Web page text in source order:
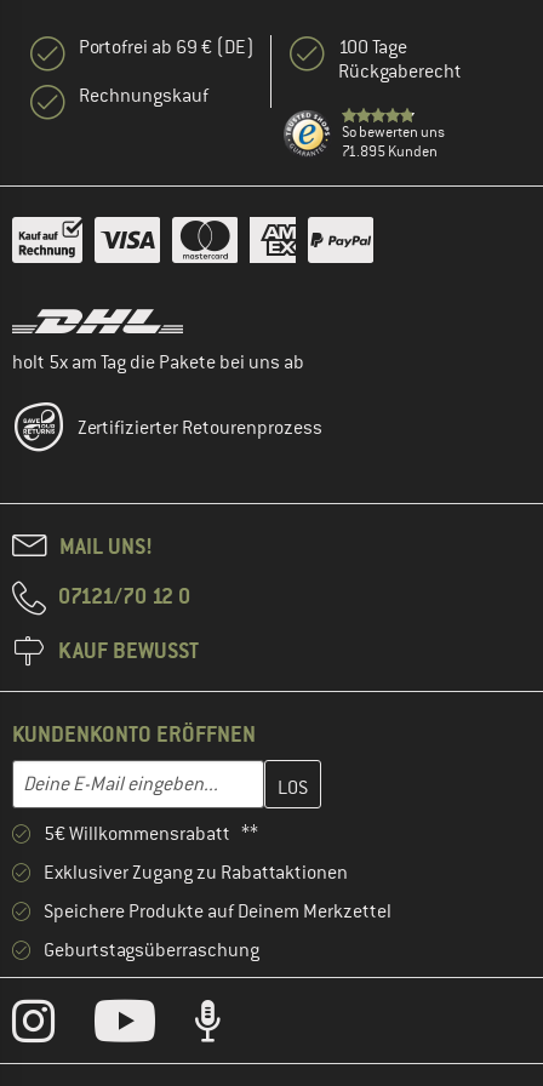
Portofrei ab 69 € (DE)
Rechnungskauf
100 Tage
Rückgaberecht
So bewerten uns
71.895 Kunden
holt 5x am Tag die Pakete bei uns ab
Zertifizierter Retourenprozess
MAIL UNS!
07121/70 12 0
KAUF BEWUSST
KUNDENKONTO ERÖFFNEN
E-Mail-Adresse
Gib hier deine E-Mail-Adresse ein und erstelle im nächsten
5€ Willkommensrabatt **
Exklusiver Zugang zu Rabattaktionen
Speichere Produkte auf Deinem Merkzettel
Geburtstagsüberraschung